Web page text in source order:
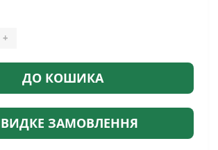
+
ДО КОШИКА
ЗАМОВЛЕННЯ